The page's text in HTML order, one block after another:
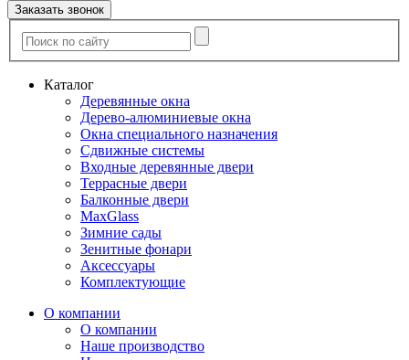
Заказать звонок
Каталог
Деревянные окна
Дерево-алюминиевые окна
Окна специального назначения
Сдвижные системы
Входные деревянные двери
Террасные двери
Балконные двери
MaxGlass
Зимние сады
Зенитные фонари
Аксессуары
Комплектующие
О компании
О компании
Наше производство